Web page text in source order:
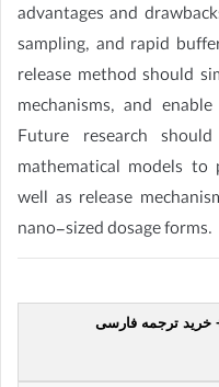
advantages and
sampling, and rapid
release method should
mechanisms, and
Future research
mathematical models to
well as release
nano-sized dosage forms.
+ خرید ترجمه فارسی